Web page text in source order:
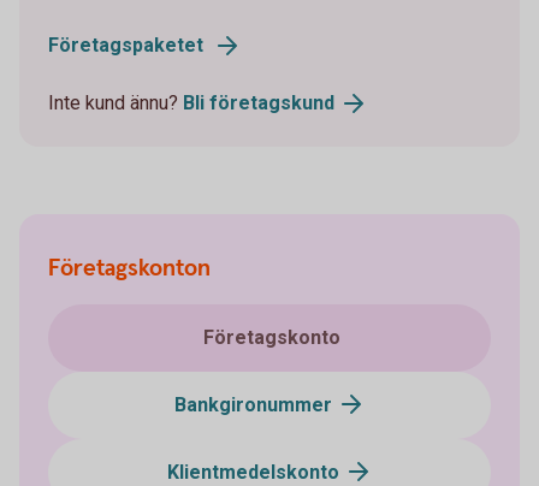
Företagspaketet
Inte kund ännu? Bli företagskund
Företagskonton
Företagskonto
Bankgironummer
Klientmedelskonto